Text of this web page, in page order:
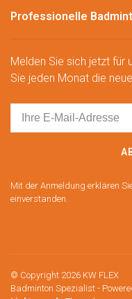
Professionelle
Melden Sie sich jetzt für
Sie jeden Monat die
Mit der Anmeldung erklären
einverstanden.
© Copyright 2026 KW FLEX
Badminton Spezialist -